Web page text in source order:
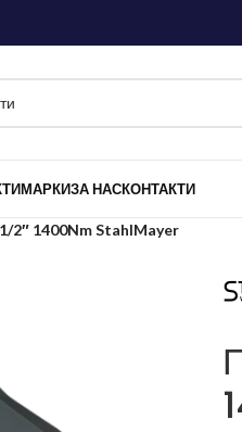
МАРКИЗА НАСКОНТАКТИ
2″ 1400Nm StahlMayer